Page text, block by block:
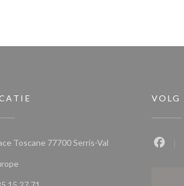
Toscane 77700 Serris-Val
((opent in een nieuw venster))
VOLG